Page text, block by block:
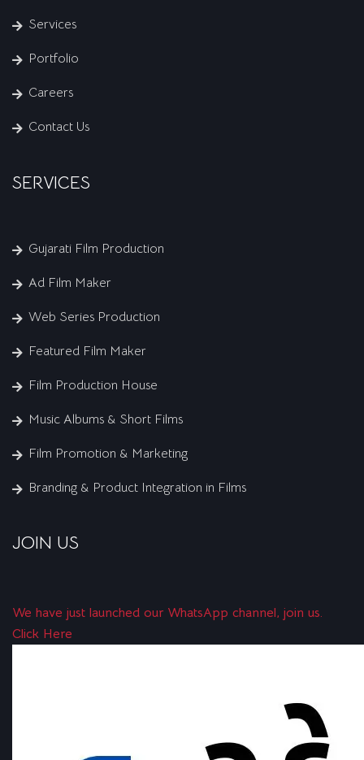
Services
Portfolio
Careers
Contact Us
SERVICES
Gujarati Film Production
Ad Film Maker
Web Series Production
Featured Film Maker
Film Production House
Music Albums & Short Films
Film Promotion & Marketing
Branding & Product Integration in Films
JOIN US
We have just launched our WhatsApp channel, join us.
Click Here